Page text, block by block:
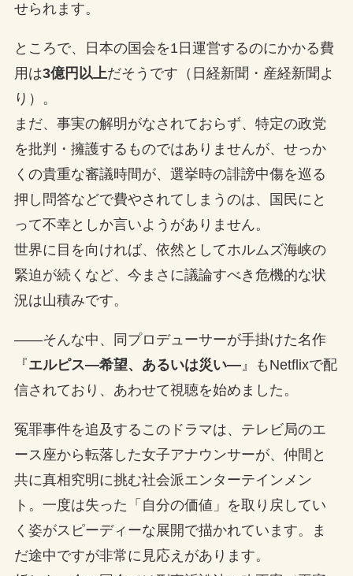
せられます。
ところで、日本の国会を1日運営するのにかかる費
用は3億円以上だそうです（日経新聞・産経新聞よ
り）。
まだ、事実の解明がなされておらず、特定の政党
を批判・擁護するものではありませんが、せっか
くの貴重な審議時間が、選挙時の誹謗中傷を巡る
押し問答などで費やされてしまうのは、国民にと
って不幸としか言いようがありません。
世界に目を向ければ、依然としてホルムズ海峡の
緊迫が続くなど、今まさに議論すべき危機的な状
況は山積みです。
――そんな中、同プロデューサーが手掛けた名作
『エルピス—希望、あるいは災い—』もNetflixで配
信されており、あわせて視聴を始めました。
冤罪事件を追及するこのドラマは、テレビ局のエ
ース座から転落した女子アナウンサーが、仲間と
共に真相究明に挑む社会派エンターテインメン
ト。一度は失った「自分の価値」を取り戻してい
く姿がスピーディーな展開で描かれています。ま
だ途中ですが非常に見応えがあります。